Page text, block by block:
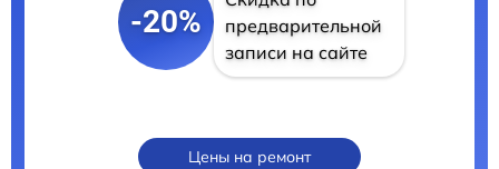
-20%
предварительной
записи на сайте
Цены на ремонт